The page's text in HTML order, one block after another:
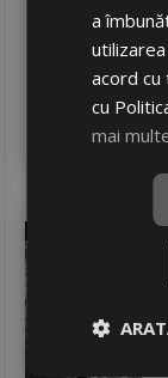
a
acord
cu
mai